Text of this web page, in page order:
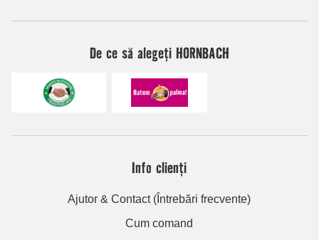
De ce să alegeți HORNBACH
Info clienți
Ajutor & Contact (Întrebări frecvente)
Cum comand